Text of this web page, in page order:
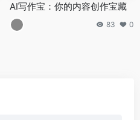
AI写作宝：你的内容创作宝藏
83 0